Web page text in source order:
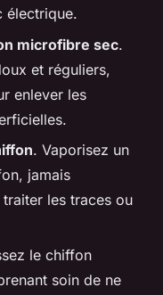
électrique.
microfibre sec.
et réguliers,
enlever les
. Vaporisez un
jamais
les traces ou
le chiffon
soin de ne